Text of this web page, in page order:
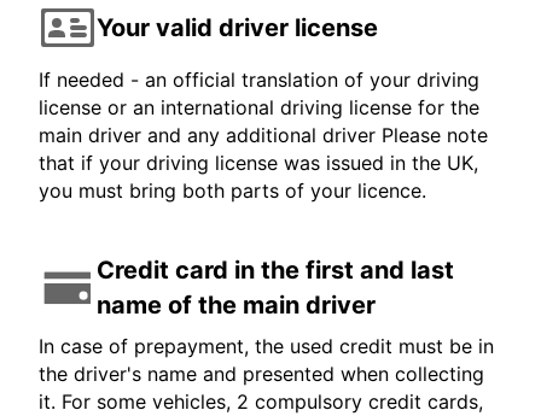
Your valid driver license
If needed - an official translation of your driving
license or an international driving license for the
main driver and any additional driver Please note
that if your driving license was issued in the UK,
you must bring both parts of your licence.
Credit card in the first and last
name of the main driver
In case of prepayment, the used credit must be in
the driver's name and presented when collecting
it. For some vehicles, 2 compulsory credit cards,